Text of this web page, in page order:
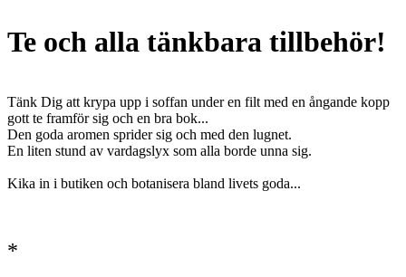
Te och alla tänkbara tillbehör!
Tänk Dig att krypa upp i soffan under en filt med en ångande kopp
gott te framför sig och en bra bok...
Den goda aromen sprider sig och med den lugnet.
En liten stund av vardagslyx som alla borde unna sig.
Kika in i butiken och botanisera bland livets goda...
*